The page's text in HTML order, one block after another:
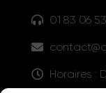
01 83 06
Horaires :